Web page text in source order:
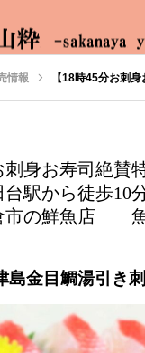
情報 【18時45分お刺身お寿司絶賛特売中】 京成、東葉勝
刺身お寿司絶
台駅から徒歩
市の鮮魚店
島金目鯛湯引き